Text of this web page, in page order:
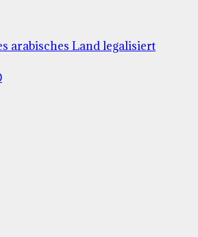
arabisches Land legalisiert